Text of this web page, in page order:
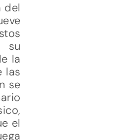
del
su
la
las
se
el